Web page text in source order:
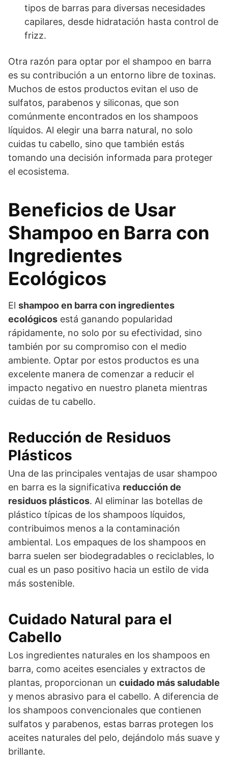
tipos de barras para diversas necesidades
capilares, desde hidratación hasta control de
frizz.
Otra razón para optar por el shampoo en barra
es su contribución a un entorno libre de toxinas.
Muchos de estos productos evitan el uso de
sulfatos, parabenos y siliconas, que son
comúnmente encontrados en los shampoos
líquidos. Al elegir una barra natural, no solo
cuidas tu cabello, sino que también estás
tomando una decisión informada para proteger
el ecosistema.
Beneficios de Usar
Shampoo en Barra con
Ingredientes
Ecológicos
El shampoo en barra con ingredientes
ecológicos está ganando popularidad
rápidamente, no solo por su efectividad, sino
también por su compromiso con el medio
ambiente. Optar por estos productos es una
excelente manera de comenzar a reducir el
impacto negativo en nuestro planeta mientras
cuidas de tu cabello.
Reducción de Residuos
Plásticos
Una de las principales ventajas de usar shampoo
en barra es la significativa reducción de
residuos plásticos. Al eliminar las botellas de
plástico típicas de los shampoos líquidos,
contribuimos menos a la contaminación
ambiental. Los empaques de los shampoos en
barra suelen ser biodegradables o reciclables, lo
cual es un paso positivo hacia un estilo de vida
más sostenible.
Cuidado Natural para el
Cabello
Los ingredientes naturales en los shampoos en
barra, como aceites esenciales y extractos de
plantas, proporcionan un cuidado más saludable
y menos abrasivo para el cabello. A diferencia de
los shampoos convencionales que contienen
sulfatos y parabenos, estas barras protegen los
aceites naturales del pelo, dejándolo más suave y
brillante.